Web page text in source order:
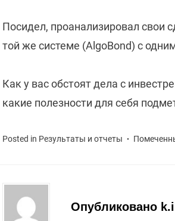
Посидел, проанализировал свои
той же системе (AlgoBond) с
Как у вас обстоят дела с
какие полезности для себя
Posted in Результаты и отчеты
Опубликовано